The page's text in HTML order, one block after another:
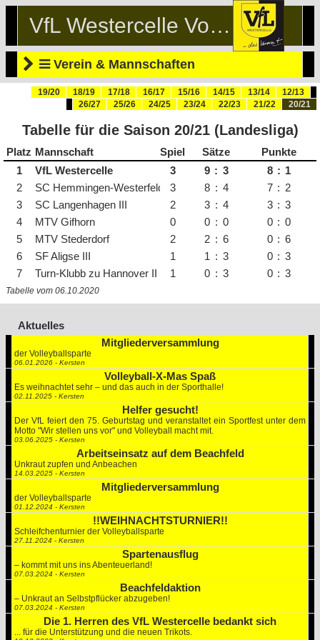
VfL Westercelle Volleyball
Verein & Mannschaften
12/13
13/14
14/15
15/16
16/17
17/18
18/19
19/20
20/21
21/22
22/23
23/24
24/25
25/26
26/27
Tabelle für die Saison 20/21 (Landesliga)
Platz Mannschaft Spiele Sätze
Punkte
1
VfL Westercelle 3 9 : 3 8 : 1
2
SC Hemmingen-Westerfeld 3 8 : 4 7 : 2
3
SC Langenhagen III 2 3 : 4 3 : 3
4
MTV Gifhorn 0 0 : 0 0 : 0
5
MTV Stederdorf 2 2 : 6 0 : 6
6
SF Aligse III 1 1 : 3 0 : 3
7
Turn-Klubb zu Hannover II 1 0 : 3 0 : 3
Tabelle vom 06.10.2020
Aktuelles
Mitgliederversammlung
der Volleyballsparte
06.01.2026 - Kersten
Volleyball-X-Mas Spaß
Es weihnachtet sehr – und das auch in der Sporthalle!
02.11.2025 - Kersten
Helfer gesucht!
Der VfL feiert den 75. Geburtstag und veranstaltet ein Sportfest unter dem
Motto "Wir stellen uns vor" und Volleyball macht mit.
03.06.2025 - Kersten
Arbeitseinsatz auf dem Beachfeld
Unkraut zupfen und Anbeachen
14.03.2025 - Kersten
Mitgliederversammlung
der Volleyballsparte
01.12.2024 - Kersten
!!WEIHNACHTSTURNIER!!
Schleifchenturnier der Volleyballsparte
27.11.2024 - Kersten
Spartenausflug
– kommt mit uns ins Abenteuerland!
07.03.2024 - Kersten
Beachfeldaktion
– Unkraut an Selbstpflücker abzugeben!
07.03.2024 - Kersten
Die 1. Herren des VfL Westercelle bedankt sich
... für die Unterstützung und die neuen Trikots.